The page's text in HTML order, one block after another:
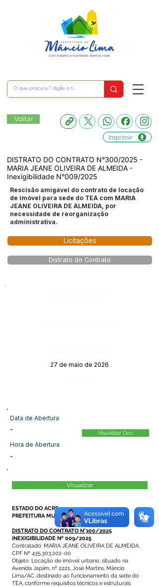
Voltar
Imprimir
DISTRATO DO CONTRATO N°300/2025 -
MARIA JEANE OLIVEIRA DE ALMEIDA -
Inexigibilidade N°009/2025
Rescisão amigável do contrato de locação
de imóvel para sede do TEA com MARIA
JEANE OLIVEIRA DE ALMEIDA, por
necessidade de reorganização
administrativa.
Licitações
Distrato do Contrato
27 de maio de 2026
Data de Abertura
-
Hora de Abertura
-
Visualizar Doc
Visualizar
ESTADO DO ACRE
PREFEITURA MUNICIPAL DE MÂNCIO LIMA
DISTRATO DO CONTRATO N°300/2025
INEXIGIBILIDADE Nº 009/2025
Contratado: MARIA JEANE OLIVEIRA DE ALMEIDA,
CPF Nº 435.303.202-00
Objeto: Locação de imóvel urbano, situado na
Avenida Japiim, nº 2221, José Martins, Mâncio
Lima/AC, destinado ao funcionamento da sede do
TEA, conforme requisitos técnicos e estruturais